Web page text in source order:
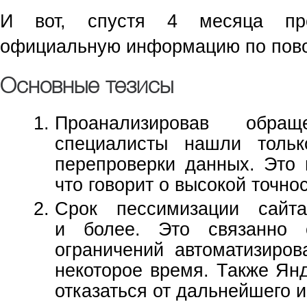
И вот, спустя 4 месяца
официальную информацию по
Основные тезисы
Проанализировав
специалисты нашли
перепроверки данных.
что говорит о высокой
Срок пессимизации
и более. Это связанно
ограничений
некоторое время. Также
отказаться от дальнейшего